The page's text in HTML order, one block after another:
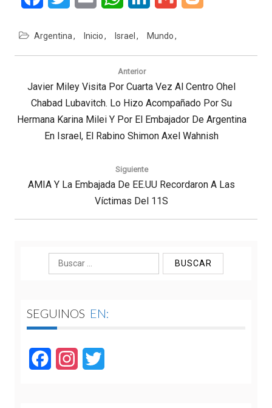
Argentina Inicio Israel Mundo
Navegación
entradas
Anterior
Previous
Post:
Javier Miley Visita Por Cuarta Vez Al Centro Ohel
Chabad Lubavitch. Lo Hizo Acompañado Por Su
Hermana Karina Milei Y Por El Embajador De Argentina
En Israel, El Rabino Shimon Axel Wahnish
Siguiente
Next
AMIA Y La Embajada De EE.UU Recordaron A Las
Víctimas Del 11S
Buscar:
SEGUINOS EN:
FacebookInstagram